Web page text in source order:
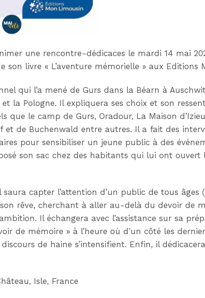
une rencontre-dédicaces le mardi 14 mai
son livre « L’aventure mémorielle » aux Editions
qui l’a mené de Gurs dans la Béarn à
et la Pologne. Il expliquera ses choix et son
que le camp de Gurs, Oradour, La Maison
et de Buchenwald entre autres. Il a fait des
pour sensibiliser un jeune public à des
son sac chez des habitants qui lui ont ouvert
capter l’attention d’un public de tous âges
rêve, cherchant à aller au-delà du devoir de
Il échangera avec l’assistance sur sa
de mémoire » à l’heure où d’un côté les
de haine s’intensifient. Enfin, il
Isle, France